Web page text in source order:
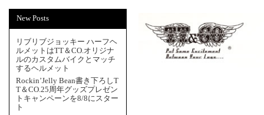
New Posts
リブリブジョッキー ハーフヘ
ルメットはTT＆CO.オリジナ
ルのカスタムバイクとマッチ
するヘルメット
Rockin’Jelly Bean書き下ろしT
T＆CO.25周年グッズプレゼン
トキャンペーンを8/8にスター
ト